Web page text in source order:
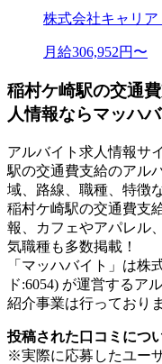
株式会社キャリア
月給306,952円〜
稲村ケ崎駅の交通
人情報ならマッハ
アルバイト求人情報サ
駅の交通費支給のアル
域、路線、職種、特徴
稲村ケ崎駅の交通費支
報、カフェやアパレル
気職種も多数掲載！
「マッハバイト」は株
ド:6054) が運営するア
紹介事業は行っており
投稿された口コミにつ
※実際に応募したユー